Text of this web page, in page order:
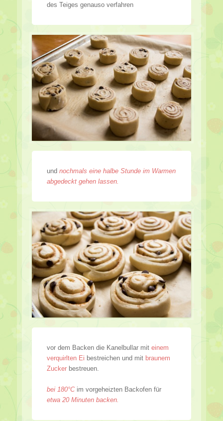
des Teiges genauso verfahren
und nochmals eine halbe Stunde im Warmen
abgedeckt gehen lassen.
vor dem Backen die Kanelbullar mit einem
verquirlten Ei bestreichen und mit braunem
Zucker bestreuen.
bei 180°C im vorgeheizten Backofen für
etwa 20 Minuten backen.